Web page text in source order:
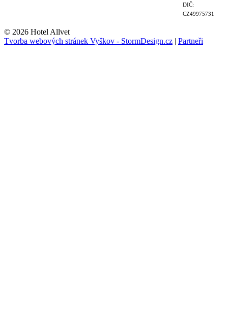
DIČ:
CZ49975731
© 2026 Hotel Allvet
Tvorba webových stránek Vyškov - StormDesign.cz | Partneři